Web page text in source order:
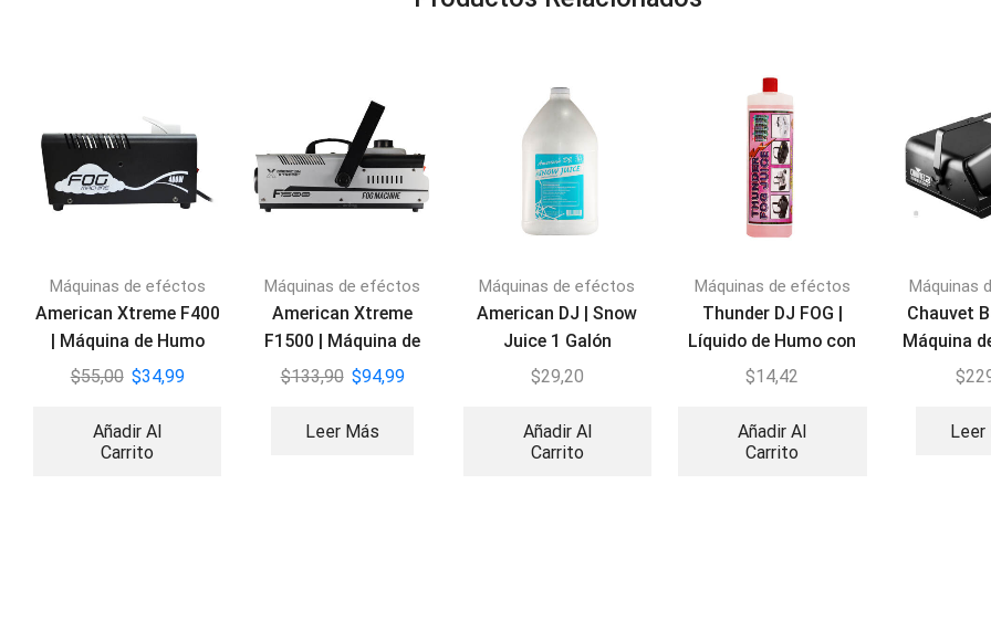
Máquinas de eféctos
American Xtreme F400
| Máquina de Humo
$55,00 $34,99
Añadir Al
Carrito
Máquinas de eféctos
American Xtreme
F1500 | Máquina de
Humo
$133,90 $94,99
Leer Más
Máquinas de eféctos
American DJ | Snow
Juice 1 Galón
$29,20
Añadir Al
Carrito
Máquinas de eféctos
Thunder DJ FOG |
Líquido de Humo con
Aromas 1 litro
$14,42
Añadir Al
Carrito
Máquinas
Chauvet
Máquina
$
Leer